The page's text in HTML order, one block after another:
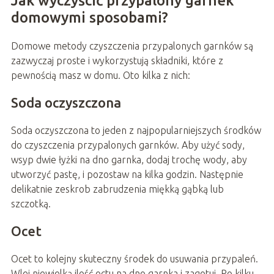
domowymi sposobami?
Domowe metody czyszczenia przypalonych garnków są
zazwyczaj proste i wykorzystują składniki, które z
pewnością masz w domu. Oto kilka z nich:
Soda oczyszczona
Soda oczyszczona to jeden z najpopularniejszych środków
do czyszczenia przypalonych garnków. Aby użyć sody,
wsyp dwie łyżki na dno garnka, dodaj trochę wody, aby
utworzyć pastę, i pozostaw na kilka godzin. Następnie
delikatnie zeskrob zabrudzenia miękką gąbką lub
szczotką.
Ocet
Ocet to kolejny skuteczny środek do usuwania przypaleń.